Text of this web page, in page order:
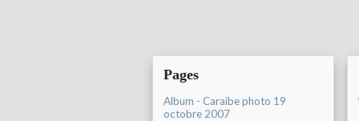
Pages
Album - Caraibe photo 19
octobre 2007